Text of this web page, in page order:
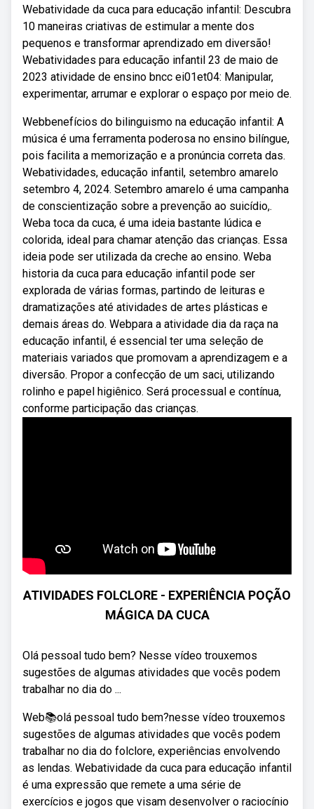
Webatividade da cuca para educação infantil: Descubra
10 maneiras criativas de estimular a mente dos
pequenos e transformar aprendizado em diversão!
Webatividades para educação infantil 23 de maio de
2023 atividade de ensino bncc ei01et04: Manipular,
experimentar, arrumar e explorar o espaço por meio de.
Webbenefícios do bilinguismo na educação infantil: A
música é uma ferramenta poderosa no ensino bilíngue,
pois facilita a memorização e a pronúncia correta das.
Webatividades, educação infantil, setembro amarelo
setembro 4, 2024. Setembro amarelo é uma campanha
de conscientização sobre a prevenção ao suicídio,.
Weba toca da cuca, é uma ideia bastante lúdica e
colorida, ideal para chamar atenção das crianças. Essa
ideia pode ser utilizada da creche ao ensino. Weba
historia da cuca para educação infantil pode ser
explorada de várias formas, partindo de leituras e
dramatizações até atividades de artes plásticas e
demais áreas do. Webpara a atividade dia da raça na
educação infantil, é essencial ter uma seleção de
materiais variados que promovam a aprendizagem e a
diversão. Propor a confecção de um saci, utilizando
rolinho e papel higiênico. Será processual e contínua,
conforme participação das crianças.
ATIVIDADES FOLCLORE - EXPERIÊNCIA POÇÃO
MÁGICA DA CUCA
Olá pessoal tudo bem? Nesse vídeo trouxemos
sugestões de algumas atividades que vocês podem
trabalhar no dia do ...
Web📚olá pessoal tudo bem?nesse vídeo trouxemos
sugestões de algumas atividades que vocês podem
trabalhar no dia do folclore, experiências envolvendo
as lendas. Webatividade da cuca para educação infantil
é uma expressão que remete a uma série de
exercícios e jogos que visam desenvolver o raciocínio